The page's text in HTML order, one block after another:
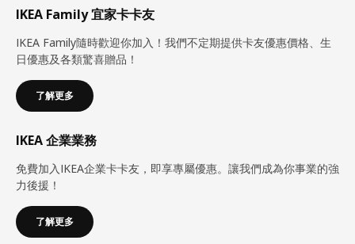
IKEA Family 宜家卡卡友
IKEA Family隨時歡迎你加入！我們不定期提供卡友優惠價格、生
日優惠及各類驚喜贈品！
了解更多
IKEA 企業業務
免費加入IKEA企業卡卡友，即享專屬優惠。讓我們成為你事業的強
力後援！
了解更多